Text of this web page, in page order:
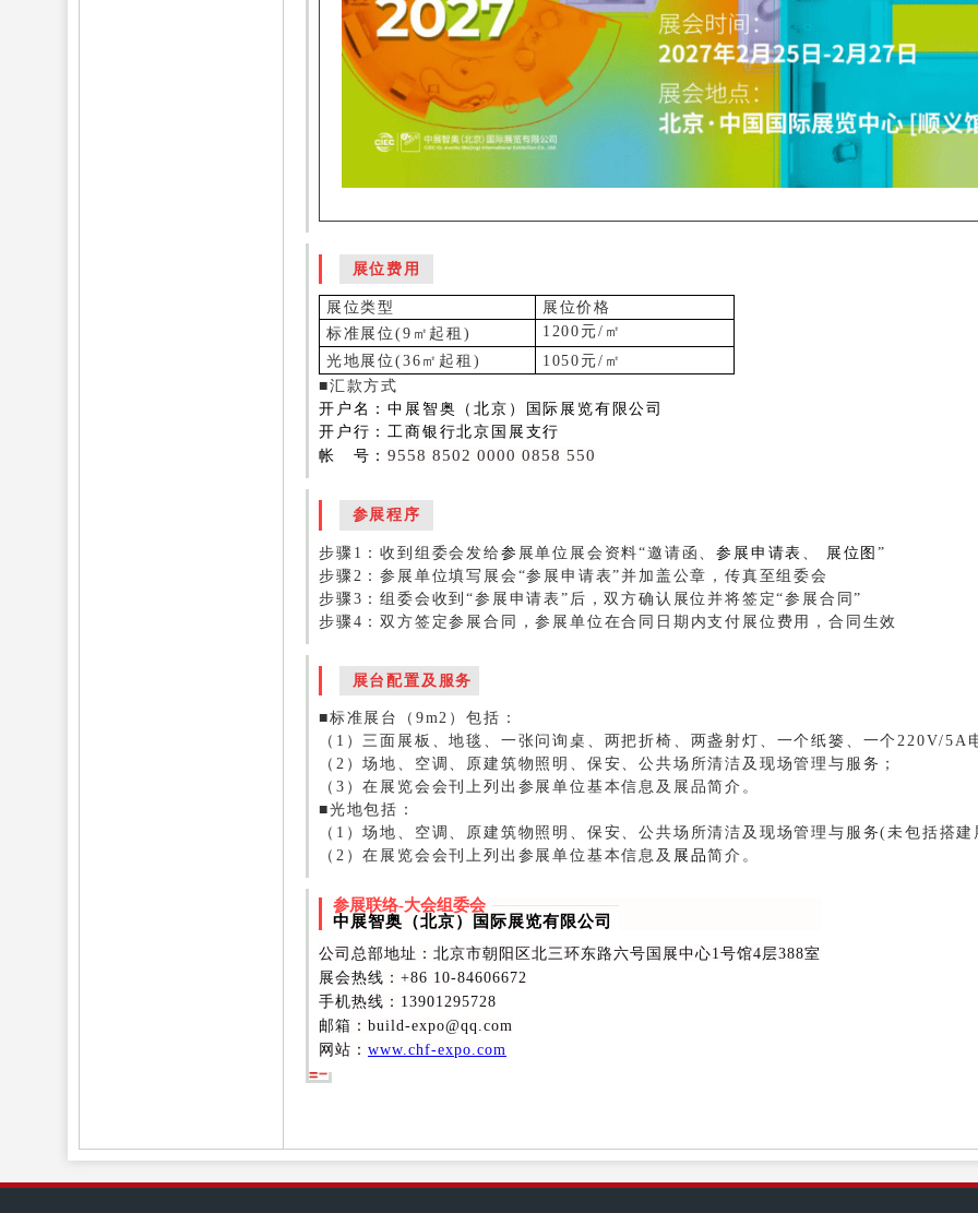
展位费用
展位类型
展位价格
标准展位(9 ㎡ 起租) 1200 元/㎡
光地展位(36 ㎡ 起租 ) 1050 元/㎡
■汇款方式
开户名：中展智奥（北京）国际展览有限公司
开户行：工商银行北京国展支行
帐 号：9558 8502 0000 0858 550
参展程序
步骤1：收到组委会发给参 展单位展会资料“邀请函、参展申请表 展位图”
步骤2：参展单位填写展会“参展申请表”并加盖公章，传真至组委会
步骤3：组委会收到“参展申请表”后，双方确认展位并将签定“参展合同”
步骤4：双方签定参展合同，参展单位在合同日期内支付展位费用，合同生效
展台配置及服务
■标准展台（9m2）包括：
（1）三面展板、地毯、一张问询桌、两把折椅、两盏射灯、一个纸篓、一个220V/
（2）场地、空调、原建筑物照明、保安、公共场所清洁及现场管理与服务；
（3）在展览会会刊上列出参展单位基本信息及展品简介。
■光地包括：
（1）场地、空调、原建筑物照明、保安、公共场所清洁及现场管理与服务(未包括搭
（2）在展览会会刊上列出参展单位基本信息及 展品简介。
参展联络-大会组委会
中展智奥（北京）国际展览有限公司
公司总部地址：北京市朝阳区北三环东路六号国展中心1号馆4层388室
展会热线：+86 10-84606672
手机热线：13901295728
邮箱：build-expo@qq.com
网站： www.chf-expo.com